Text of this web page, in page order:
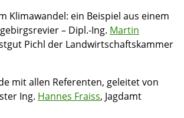
Klimawandel: ein Beispiel aus einem
– Dipl.-Ing. Martin
Pichl der Landwirtschaftskammer
mit allen Referenten, geleitet von
Ing. Hannes Fraiss, Jagdamt